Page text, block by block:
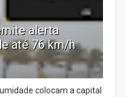
alerta
até 76 km/h
colocam a capital